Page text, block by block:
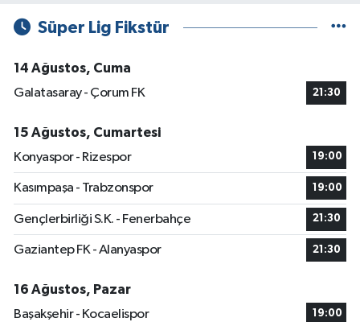
Süper Lig Fikstür
14 Ağustos, Cuma
Galatasaray - Çorum FK
21:30
15 Ağustos, Cumartesi
Konyaspor - Rizespor
19:00
Kasımpaşa - Trabzonspor 19:00
Gençlerbirliği S.K. - Fenerbahçe 21:30
Gaziantep FK - Alanyaspor 21:30
16 Ağustos, Pazar
Başakşehir - Kocaelispor
19:00